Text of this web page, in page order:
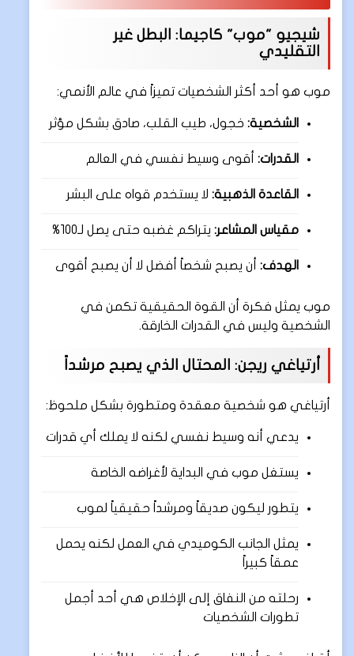
شيجيو "موب" كاجيما: البطل غير
التقليدي
موب هو أحد أكثر الشخصيات تميزاً في عالم الأنمي:
الشخصية: خجول، طيب القلب، صادق بشكل مؤثر
القدرات: أقوى وسيط نفسي في العالم
القاعدة الذهبية: لا يستخدم قواه على البشر
مقياس المشاعر: يتراكم غضبه حتى يصل لـ100%
الهدف: أن يصبح شخصاً أفضل لا أن يصبح أقوى
موب يمثل فكرة أن القوة الحقيقية تكمن في
الشخصية وليس في القدرات الخارقة.
أرتياغي ريجن: المحتال الذي يصبح مرشداً
أرتياغي هو شخصية معقدة ومتطورة بشكل ملحوظ:
يدعي أنه وسيط نفسي لكنه لا يملك أي قدرات
يستغل موب في البداية لأغراضه الخاصة
يتطور ليكون صديقاً ومرشداً حقيقياً لموب
يمثل الجانب الكوميدي في العمل لكنه يحمل
عمقاً كبيراً
رحلته من النفاق إلى الإخلاص هي أحد أجمل
تطورات الشخصيات